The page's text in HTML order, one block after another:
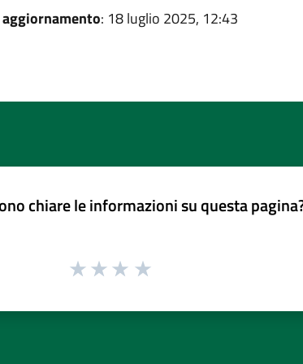
: 18 luglio 2025, 12:43
chiare le informazioni su questa